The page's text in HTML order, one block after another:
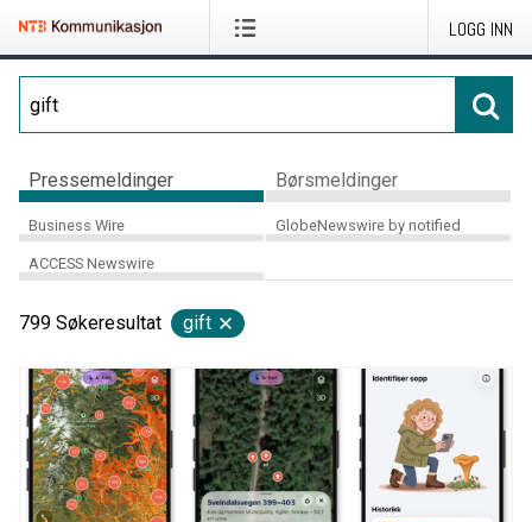
LOGG INN
Pressemeldinger Børsmeldinger
Business Wire GlobeNewswire by notified
ACCESS Newswire
799 Søkeresultat gift